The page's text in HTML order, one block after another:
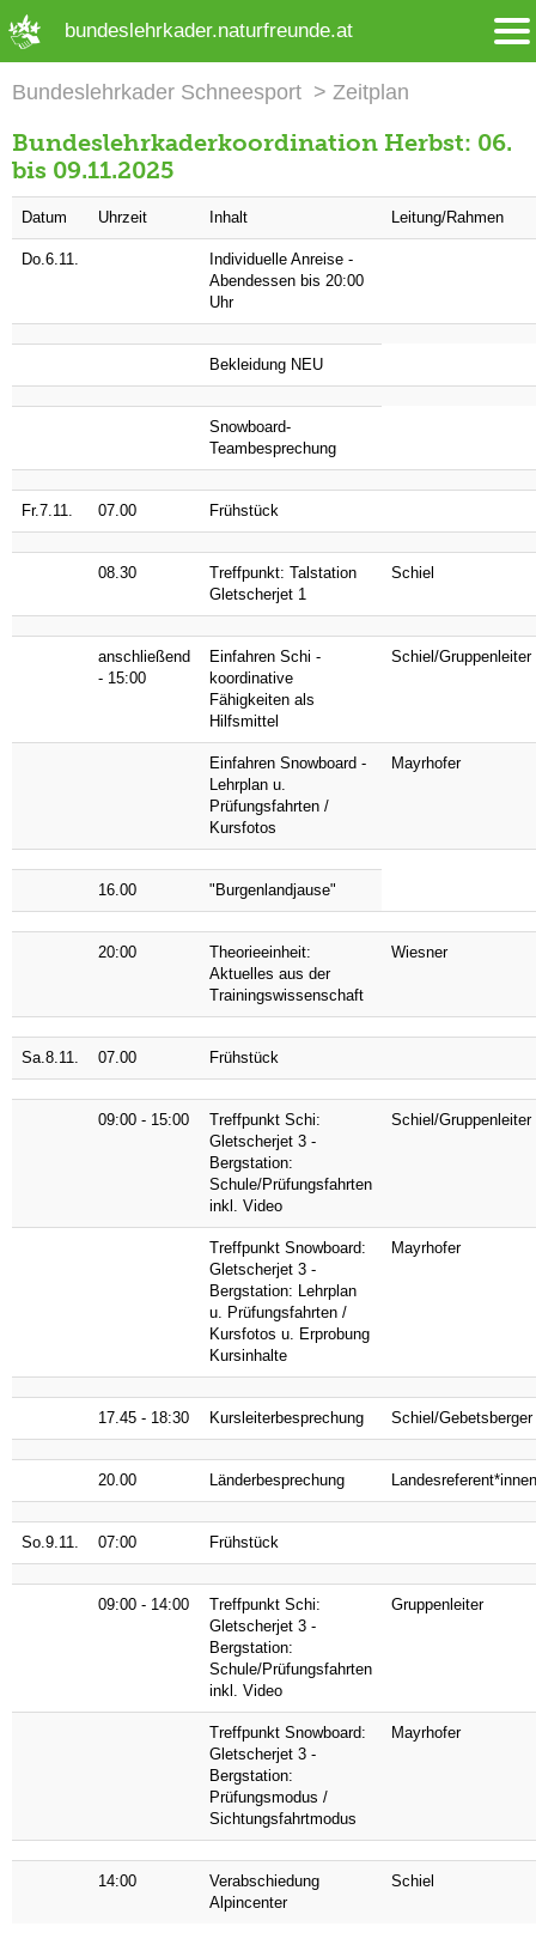
bundeslehrkader.naturfreunde.at
Bundeslehrkader Schneesport Zeitplan
Bundeslehrkaderkoordination Herbst: 06.
bis 09.11.2025
Datum Uhrzeit Inhalt Leitung/Rahmen
Do.6.11.
Individuelle Anreise -
Abendessen bis 20:00
Uhr
Bekleidung NEU
Snowboard-
Teambesprechung
Fr.7.11. 07.00 Frühstück
08.30
Treffpunkt: Talstation
Gletscherjet 1
Schiel
anschließend
- 15:00
Einfahren Schi -
koordinative
Fähigkeiten als
Hilfsmittel
Schiel/Gruppenleiter
Einfahren Snowboard -
Lehrplan u.
Prüfungsfahrten /
Kursfotos
Mayrhofer
16.00 "Burgenlandjause"
20:00
Theorieeinheit:
Aktuelles aus der
Trainingswissenschaft
Wiesner
Sa.8.11. 07.00 Frühstück
09:00 - 15:00
Treffpunkt Schi:
Gletscherjet 3 -
Bergstation:
Schule/Prüfungsfahrten
inkl. Video
Schiel/Gruppenleiter
Treffpunkt Snowboard:
Gletscherjet 3 -
Bergstation: Lehrplan
u. Prüfungsfahrten /
Kursfotos u. Erprobung
Kursinhalte
Mayrhofer
17.45 - 18:30 Kursleiterbesprechung Schiel/Gebetsberger
20.00 Länderbesprechung Landesreferent*innen
So.9.11. 07:00 Frühstück
09:00 - 14:00
Treffpunkt Schi:
Gletscherjet 3 -
Bergstation:
Schule/Prüfungsfahrten
inkl. Video
Gruppenleiter
Treffpunkt Snowboard:
Gletscherjet 3 -
Bergstation:
Prüfungsmodus /
Sichtungsfahrtmodus
Mayrhofer
14:00
Verabschiedung
Alpincenter
Schiel